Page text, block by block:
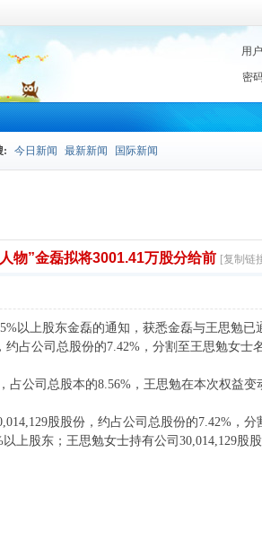
用
密
: 今日新闻 最新新闻 国际新闻
物”金磊拟将3001.41万股分给前 [复制链
以上股东金磊的通知，获悉金磊与王思勉
占公司总股份的7.42%，分割至王思勉女士
公司总股本的8.56%，王思勉在本次权益变
股股份，约占公司总股份的7.42%，
上股东；王思勉女士持有公司30,014,129股